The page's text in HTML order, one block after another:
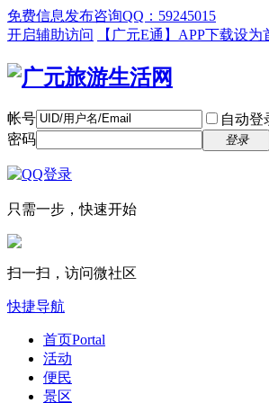
免费信息发布咨询QQ：59245015
开启辅助访问
【广元E通】APP下载设为
帐号 自动登
密码
登录
只需一步，快速开始
扫一扫，访问微社区
快捷导航
首页Portal
活动
便民
景区